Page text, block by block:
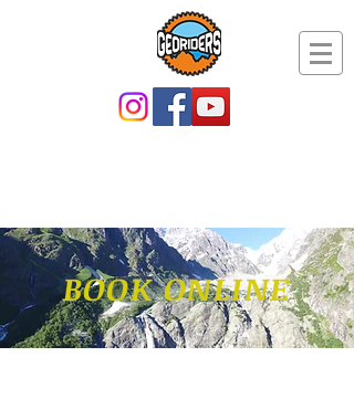
BOOK ONLINE